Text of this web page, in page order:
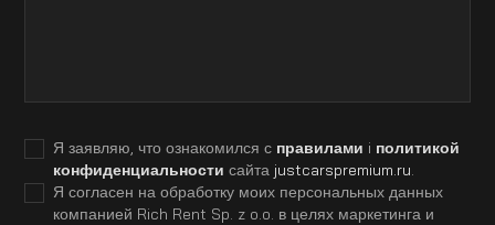
Я заявляю, что ознакомился с правилами i политикой
конфиденциальности сайта justcarspremium.ru
Я согласен на обработку моих персональных данных
компанией Rich Rent Sp. z o.o. в целях маркетинга и